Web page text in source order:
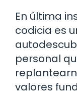
En última
codicia es
personal
valores